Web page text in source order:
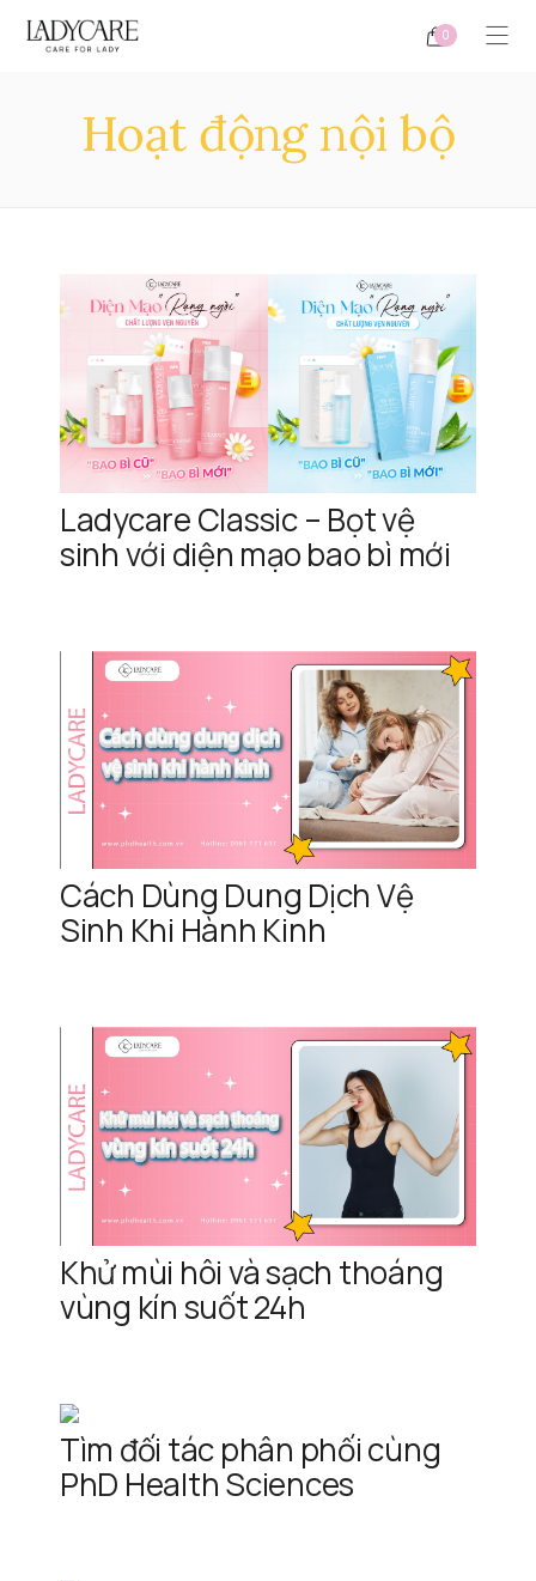
0
Hoạt động nội bộ
Ladycare Classic – Bọt vệ
sinh với diện mạo bao bì mới
Cách Dùng Dung Dịch Vệ
Sinh Khi Hành Kinh
Khử mùi hôi và sạch thoáng
vùng kín suốt 24h
Tìm đối tác phân phối cùng
PhD Health Sciences